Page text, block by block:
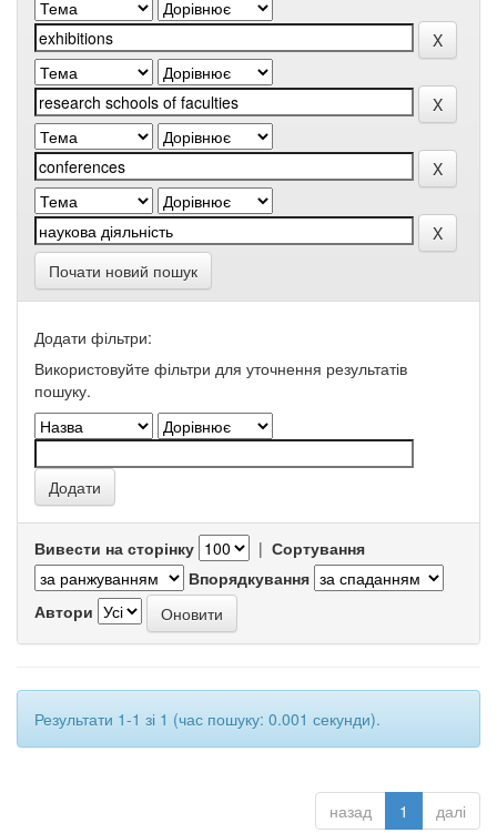
Почати новий пошук
Додати фільтри:
Використовуйте фільтри для уточнення результатів
пошуку.
Вивести на сторінку | Сортування
Впорядкування
Автори
Результати 1-1 зі 1 (час пошуку: 0.001 секунди).
назад 1 далі